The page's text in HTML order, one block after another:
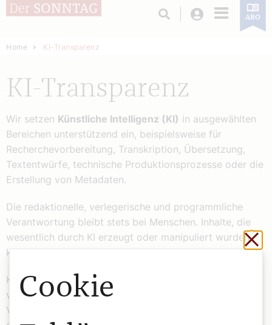
Login ABO
Home KI-Transparenz
KI-Transparenz
Wir setzen Künstliche Intelligenz (KI) in ausgewählten
Bereichen unterstützend ein, beispielsweise für
Recherchevorbereitung, Transkription, Übersetzung,
Textentwürfe, technische Produktionsprozesse oder die
Erstellung von Metadaten.
Die redaktionelle, verlegerische und programmliche
Verantwortung bleibt stets bei Menschen. Inhalte, die
wesentlich durch KI erzeugt oder manipuliert wurden,
kennzeichnen wir entsprechend.
KI-generierte Bilder, synthetische Stimmen oder
vergleichbare Inhalte werden transparent ausgewiesen.
Vor der Veröffentlichung werden journalistische Inhalte
Cookie